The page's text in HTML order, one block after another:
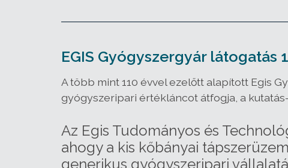
EGIS Gyógyszergyár látogatás
A több mint 110 évvel ezelőtt alapított Egis
gyógyszeripari értékláncot átfogja, a
Az Egis Tudományos és
ahogy a kis kőbányai
generikus gyógyszeripari